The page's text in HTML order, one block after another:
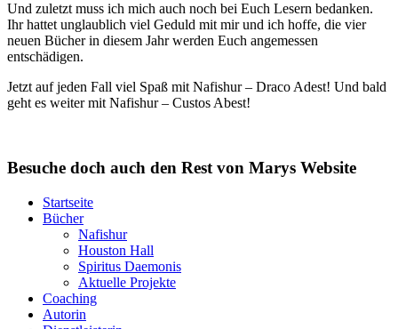
Und zuletzt muss ich mich auch noch bei Euch Lesern bedanken.
Ihr hattet unglaublich viel Geduld mit mir und ich hoffe, die vier
neuen Bücher in diesem Jahr werden Euch angemessen
entschädigen.
Jetzt auf jeden Fall viel Spaß mit Nafishur – Draco Adest! Und bald
geht es weiter mit Nafishur – Custos Abest!
Besuche doch auch den Rest von Marys Website
Startseite
Bücher
Nafishur
Houston Hall
Spiritus Daemonis
Aktuelle Projekte
Coaching
Autorin